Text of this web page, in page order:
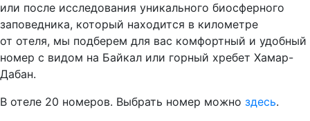
или после исследования уникального биосферного
заповедника, который находится в километре
от отеля, мы подберем для вас комфортный и удобный
номер с видом на Байкал или горный хребет Хамар-
Дабан.
В отеле 20 номеров. Выбрать номер можно здесь.